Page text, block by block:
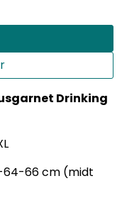
Drinking
66 cm (midt